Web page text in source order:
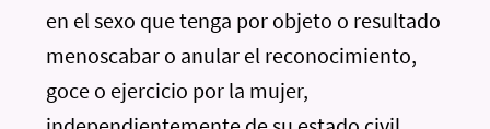
en el sexo que tenga por objeto o resultado
menoscabar o anular el reconocimiento,
goce o ejercicio por la mujer,